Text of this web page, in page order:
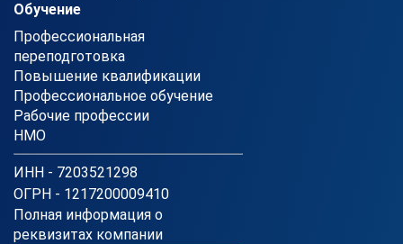
Обучение
Профессиональная
переподготовка
Повышение квалификации
Профессиональное обучение
Рабочие профессии
НМО
ИНН - 7203521298
ОГРН - 1217200009410
Полная информация о
реквизитах компании